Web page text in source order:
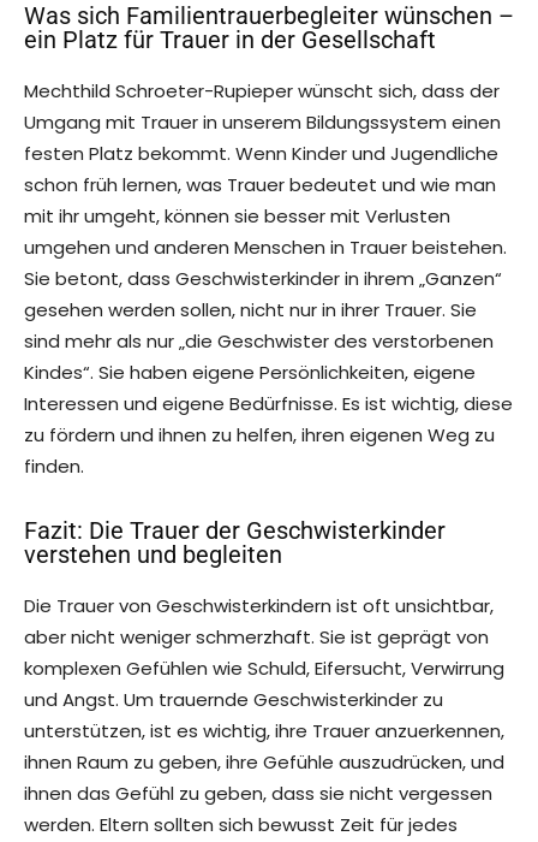
Was sich Familientrauerbegleiter wünschen –
ein Platz für Trauer in der Gesellschaft
Mechthild Schroeter-Rupieper wünscht sich, dass der
Umgang mit Trauer in unserem Bildungssystem einen
festen Platz bekommt. Wenn Kinder und Jugendliche
schon früh lernen, was Trauer bedeutet und wie man
mit ihr umgeht, können sie besser mit Verlusten
umgehen und anderen Menschen in Trauer beistehen.
Sie betont, dass Geschwisterkinder in ihrem „Ganzen“
gesehen werden sollen, nicht nur in ihrer Trauer. Sie
sind mehr als nur „die Geschwister des verstorbenen
Kindes“. Sie haben eigene Persönlichkeiten, eigene
Interessen und eigene Bedürfnisse. Es ist wichtig, diese
zu fördern und ihnen zu helfen, ihren eigenen Weg zu
finden.
Fazit: Die Trauer der Geschwisterkinder
verstehen und begleiten
Die Trauer von Geschwisterkindern ist oft unsichtbar,
aber nicht weniger schmerzhaft. Sie ist geprägt von
komplexen Gefühlen wie Schuld, Eifersucht, Verwirrung
und Angst. Um trauernde Geschwisterkinder zu
unterstützen, ist es wichtig, ihre Trauer anzuerkennen,
ihnen Raum zu geben, ihre Gefühle auszudrücken, und
ihnen das Gefühl zu geben, dass sie nicht vergessen
werden. Eltern sollten sich bewusst Zeit für jedes